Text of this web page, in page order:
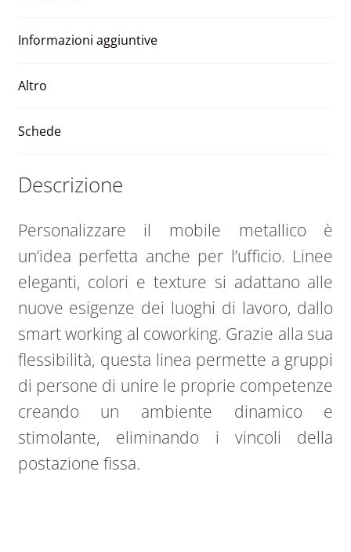
CR512
x
x
quantità
Informazioni aggiuntive
Altro
Schede
Descrizione
Personalizzare il mobile metallico è
un’idea perfetta anche per l’ufficio. Linee
eleganti, colori e texture si adattano alle
nuove esigenze dei luoghi di lavoro, dallo
smart working al coworking. Grazie alla sua
flessibilità, questa linea permette a gruppi
di persone di unire le proprie competenze
creando un ambiente dinamico e
stimolante, eliminando i vincoli della
postazione fissa.